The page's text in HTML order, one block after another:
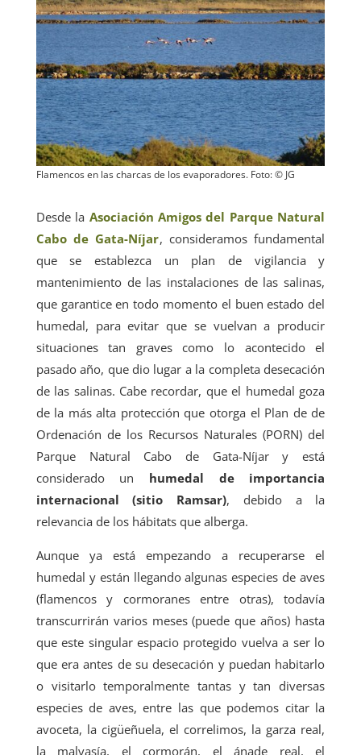
Flamencos en las charcas de los evaporadores. Foto: © JG
Desde la Asociación Amigos del Parque Natural
Cabo de Gata-Níjar, consideramos fundamental
que se establezca un plan de vigilancia y
mantenimiento de las instalaciones de las salinas,
que garantice en todo momento el buen estado del
humedal, para evitar que se vuelvan a producir
situaciones tan graves como lo acontecido el
pasado año, que dio lugar a la completa desecación
de las salinas. Cabe recordar, que el humedal goza
de la más alta protección que otorga el Plan de de
Ordenación de los Recursos Naturales (PORN) del
Parque Natural Cabo de Gata-Níjar y está
considerado un humedal de importancia
internacional (sitio Ramsar), debido a la
relevancia de los hábitats que alberga.
Aunque ya está empezando a recuperarse el
humedal y están llegando algunas especies de aves
(flamencos y cormoranes entre otras), todavía
transcurrirán varios meses (puede que años) hasta
que este singular espacio protegido vuelva a ser lo
que era antes de su desecación y puedan habitarlo
o visitarlo temporalmente tantas y tan diversas
especies de aves, entre las que podemos citar la
avoceta, la cigüeñuela, el correlimos, la garza real,
la malvasía, el cormorán, el ánade real, el